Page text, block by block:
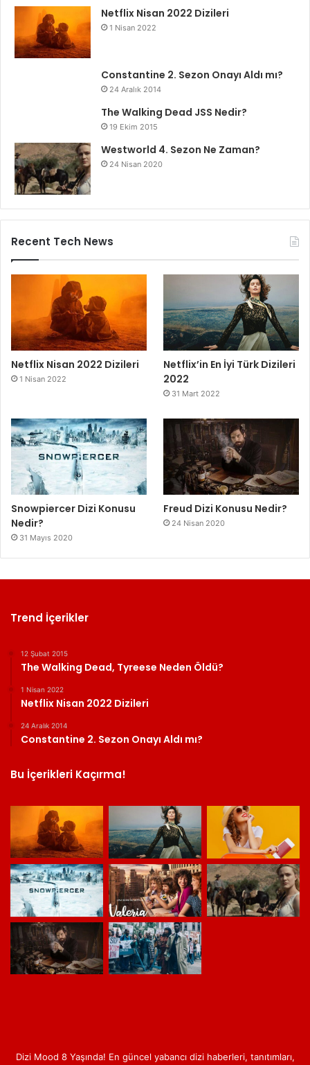
Netflix Nisan 2022 Dizileri
1 Nisan 2022
Constantine 2. Sezon Onayı Aldı mı?
24 Aralık 2014
The Walking Dead JSS Nedir?
19 Ekim 2015
Westworld 4. Sezon Ne Zaman?
24 Nisan 2020
Recent Tech News
Netflix Nisan 2022 Dizileri
1 Nisan 2022
Netflix’in En İyi Türk Dizileri
2022
31 Mart 2022
Snowpiercer Dizi Konusu
Nedir?
31 Mayıs 2020
Freud Dizi Konusu Nedir?
24 Nisan 2020
Trend İçerikler
12 Şubat 2015
The Walking Dead, Tyreese Neden Öldü?
1 Nisan 2022
Netflix Nisan 2022 Dizileri
24 Aralık 2014
Constantine 2. Sezon Onayı Aldı mı?
Bu İçerikleri Kaçırma!
Dizi Mood 8 Yaşında! En güncel yabancı dizi haberleri, tanıtımları,